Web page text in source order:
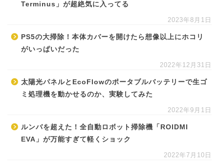
Terminus」が超絶気に入ってる
2023年8月1日
PS5の大掃除！本体カバーを開けたら想像以上にホコリ
がいっぱいだった
2022年12月31日
太陽光パネルとEcoFlowのポータブルバッテリーで生ゴ
ミ処理機を動かせるのか、実験してみた
2022年9月1日
ルンバを超えた！全自動ロボット掃除機「ROIDMI
EVA」が万能すぎて軽くショック
2022年7月10日